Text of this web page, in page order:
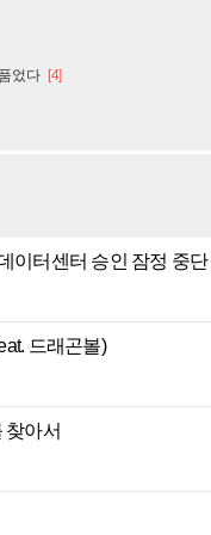
었다 [4]
이터센터 승인 잠정 중단
드래곤볼)
찾아서